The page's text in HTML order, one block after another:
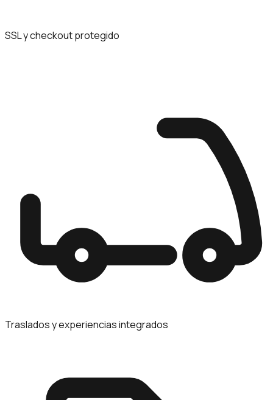
SSL y checkout protegido
Traslados y experiencias integrados